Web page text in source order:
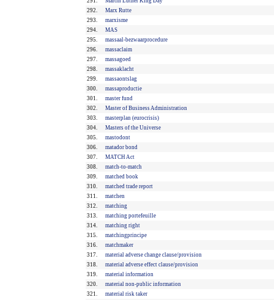
292.
Marx Rutte
293.
marxisme
294.
MAS
295.
massaal-bezwaarprocedure
296.
massaclaim
297.
massagoed
298.
massaklacht
299.
massaontslag
300.
massaproductie
301.
master fund
302.
Master of Business Administration
303.
masterplan (eurocrisis)
304.
Masters of the Universe
305.
mastodont
306.
matador bond
307.
MATCH Act
308.
match-to-match
309.
matched book
310.
matched trade report
311.
matchen
312.
matching
313.
matching portefeuille
314.
matching right
315.
matchingprincipe
316.
matchmaker
317.
material adverse change clause/provision
318.
material adverse effect clause/provision
319.
material information
320.
material non-public information
321.
material risk taker